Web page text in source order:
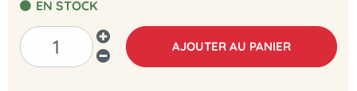
EN STOCK
AJOUTER AU PANIER